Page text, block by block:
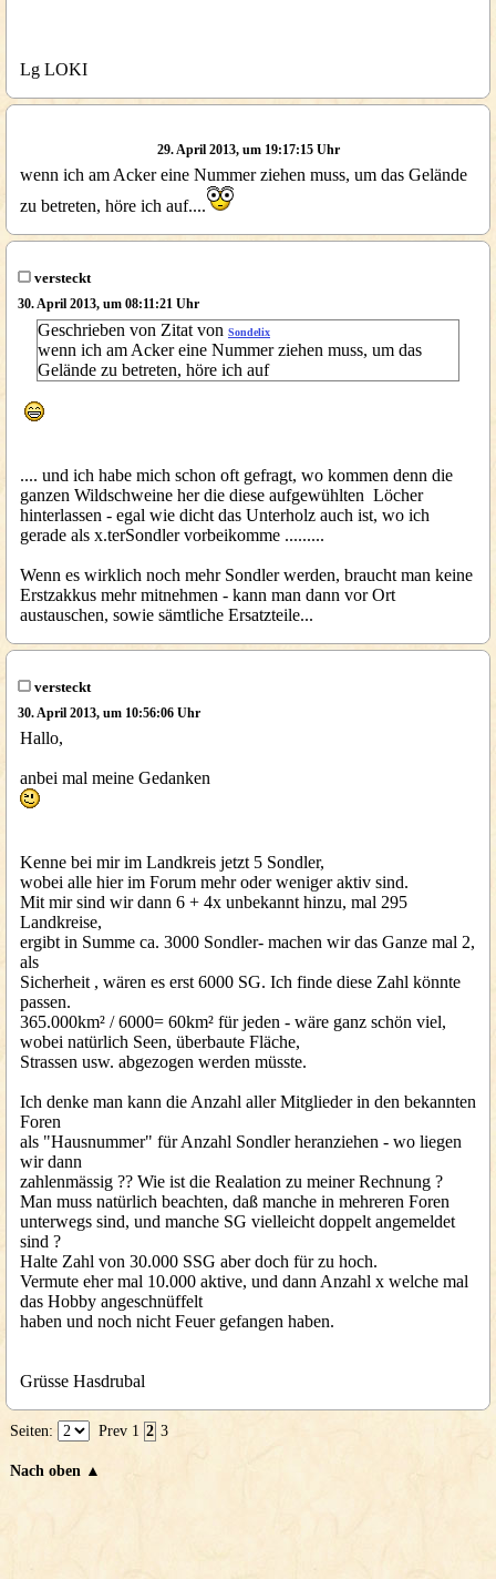
Lg LOKI
29. April 2013, um 19:17:15 Uhr
wenn ich am Acker eine Nummer ziehen muss, um das Gelände
zu betreten, höre ich auf....
versteckt
30. April 2013, um 08:11:21 Uhr
Geschrieben von Zitat von Sondelix
wenn ich am Acker eine Nummer ziehen muss, um das
Gelände zu betreten, höre ich auf
.... und ich habe mich schon oft gefragt, wo kommen denn die
ganzen Wildschweine her die diese aufgewühlten Löcher
hinterlassen - egal wie dicht das Unterholz auch ist, wo ich
gerade als x.terSondler vorbeikomme .........
Wenn es wirklich noch mehr Sondler werden, braucht man keine
Erstzakkus mehr mitnehmen - kann man dann vor Ort
austauschen, sowie sämtliche Ersatzteile...
versteckt
30. April 2013, um 10:56:06 Uhr
Hallo,
anbei mal meine Gedanken
Kenne bei mir im Landkreis jetzt 5 Sondler,
wobei alle hier im Forum mehr oder weniger aktiv sind.
Mit mir sind wir dann 6 + 4x unbekannt hinzu, mal 295
Landkreise,
ergibt in Summe ca. 3000 Sondler- machen wir das Ganze mal 2,
als
Sicherheit , wären es erst 6000 SG. Ich finde diese Zahl könnte
passen.
365.000km² / 6000= 60km² für jeden - wäre ganz schön viel,
wobei natürlich Seen, überbaute Fläche,
Strassen usw. abgezogen werden müsste.
Ich denke man kann die Anzahl aller Mitglieder in den bekannten
Foren
als "Hausnummer" für Anzahl Sondler heranziehen - wo liegen
wir dann
zahlenmässig ?? Wie ist die Realation zu meiner Rechnung ?
Man muss natürlich beachten, daß manche in mehreren Foren
unterwegs sind, und manche SG vielleicht doppelt angemeldet
sind ?
Halte Zahl von 30.000 SSG aber doch für zu hoch.
Vermute eher mal 10.000 aktive, und dann Anzahl x welche mal
das Hobby angeschnüffelt
haben und noch nicht Feuer gefangen haben.
Grüsse Hasdrubal
Seiten: Prev 1 2 3
Nach oben ▲